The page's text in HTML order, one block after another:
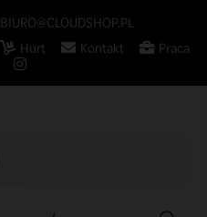
BIURO@CLOUDSHOP.PL
Hurt Kontakt Praca